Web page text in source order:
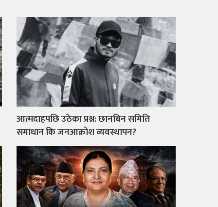
आत्मदाहपछि उठेका प्रश्न: छानबिन समिति
समाधान कि जनआक्रोश व्यवस्थापन?